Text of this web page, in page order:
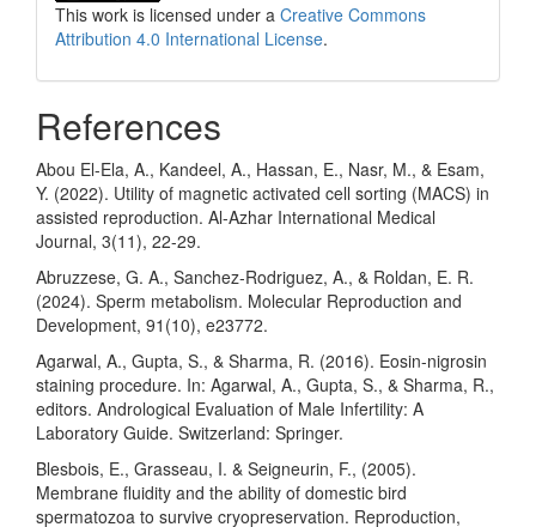
This work is licensed under a Creative Commons
Attribution 4.0 International License.
References
Abou El-Ela, A., Kandeel, A., Hassan, E., Nasr, M., & Esam,
Y. (2022). Utility of magnetic activated cell sorting (MACS) in
assisted reproduction. Al-Azhar International Medical
Journal, 3(11), 22-29.
Abruzzese, G. A., Sanchez‐Rodriguez, A., & Roldan, E. R.
(2024). Sperm metabolism. Molecular Reproduction and
Development, 91(10), e23772.
Agarwal, A., Gupta, S., & Sharma, R. (2016). Eosin-nigrosin
staining procedure. In: Agarwal, A., Gupta, S., & Sharma, R.,
editors. Andrological Evaluation of Male Infertility: A
Laboratory Guide. Switzerland: Springer.
Blesbois, E., Grasseau, I. & Seigneurin, F., (2005).
Membrane fluidity and the ability of domestic bird
spermatozoa to survive cryopreservation. Reproduction,